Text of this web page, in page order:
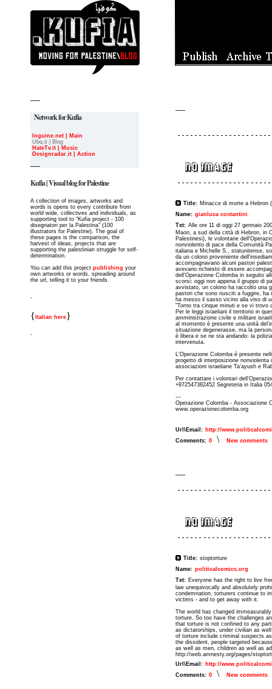
Network for Kufia
Inguine.net | Main
Ubq.it | Blog
HateTv.it | Music
Designradar.it | Action
Kufia | Visual blog for Palestine
A collection of images, artworks and
words is opens to every contribute from
world wide, collectives and individuals, as
supporting tool to "Kufia project - 100
disegnatori per la Palestina" (100
illustrators for Palestine). The goal of
these pages is the comparison, the
harvest of ideas, projects that are
supporting the palestinian struggle for self-
determination.
You can add this project publishing your
own artworks or words, spreading around
the url, telling it to your friends.
-
{ Italian here}
-
Title: Minacce di morte a Hebron
Name: gianluca costantini
Txt: Alle ore 11 di oggi 27 gennaio
Maon, a sud della città di Hebron, in
Palestinesi), le volontarie
nonviolento di pace della Comunità
italiana e Michelle S., statunitense,
da un colono proveniente
accompagnavano alcuni pastori
avevano richiesto di essere
dell'Operazione Colomba in seguito
scorsi: oggi non appena il gruppo di
avvistato, un colono ha raccolto una
pastori che sono riusciti a fuggire, ha
ha messo il sasso vicino alla viso di
"Torno tra cinque minuti e se vi trovo
Per le leggi israeliani il territorio in
amministrazione civile e militare
al momento è presente una unità
situazione degenerasse, ma la
è libera e se ne sta andando: la
intervenuta.
L'Operazione Colomba è presente
progetto di interposizione nonviolenta
associazioni israeliane Ta'ayush e
Per contattare i volontari
+972547382452 Segreteria in Italia
---
Operazione Colomba - Associazione
www.operazionecolomba.org
Url\Email: http://
Comments: 0 \ New comments
Title: stoptorture
Name: politicalcomics.org
Txt: Everyone has the right to live
law unequivocally and absolutely
condemnation, torturers continue to
victims - and to get away with it.
The world has changed
torture. So too have the challenges
that torture is not confined to any
as dictatorships, under civilian as
of torture include criminal suspects
the dissident, people targeted
as well as men, children as well as
http://web.amnesty.org/pages/
Url\Email: http://
Comments: 0 \ New comments